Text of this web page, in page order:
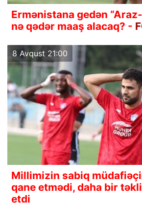
Ermənistana gedən “Araz-
nə qədər maaş alacaq? -
8 Avqust 21:00
Millimizin sabiq
qane etmədi, daha bir
etdi